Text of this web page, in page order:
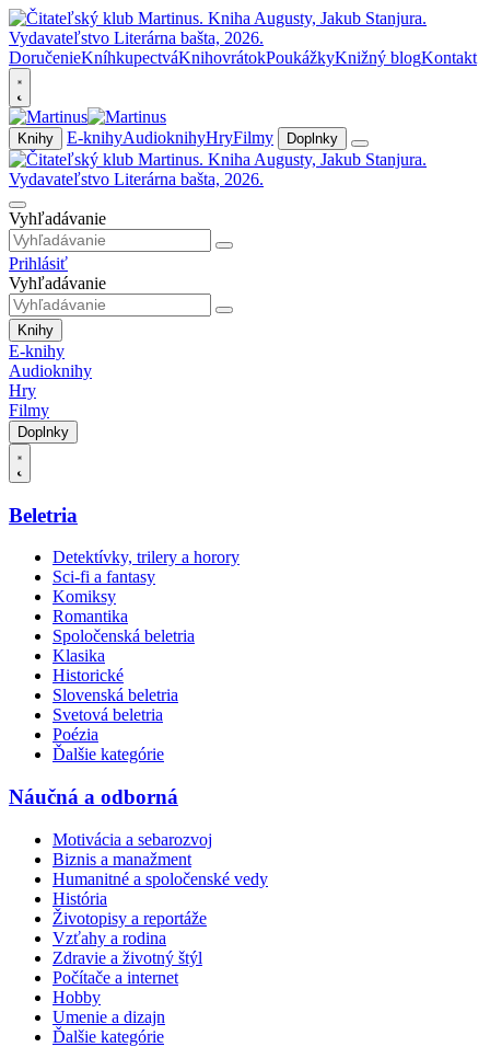
DoručenieKníhkupectváKnihovrátokPoukážkyKnižný blogKontakt
Knihy E-knihyAudioknihyHryFilmy Doplnky
Vyhľadávanie
Prihlásiť
Vyhľadávanie
Knihy
E-knihy
Audioknihy
Hry
Filmy
Doplnky
Beletria
Detektívky, trilery a horory
Sci-fi a fantasy
Komiksy
Romantika
Spoločenská beletria
Klasika
Historické
Slovenská beletria
Svetová beletria
Poézia
Ďalšie kategórie
Náučná a odborná
Motivácia a sebarozvoj
Biznis a manažment
Humanitné a spoločenské vedy
História
Životopisy a reportáže
Vzťahy a rodina
Zdravie a životný štýl
Počítače a internet
Hobby
Umenie a dizajn
Ďalšie kategórie